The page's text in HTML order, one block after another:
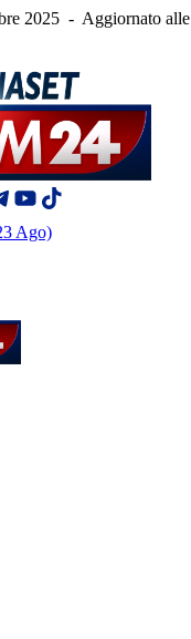
2025 - Aggiornato alle
Ago)